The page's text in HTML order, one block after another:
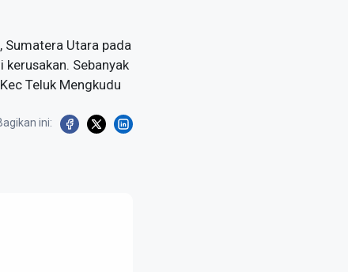
Sumatera Utara pada
Sebanyak
Teluk Mengkudu
ini: